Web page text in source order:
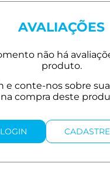
AVALIAÇÕES
LOGIN